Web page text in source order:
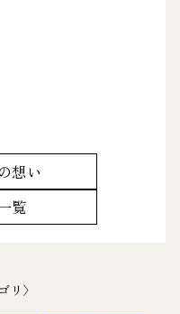
想い
覧
リ〉